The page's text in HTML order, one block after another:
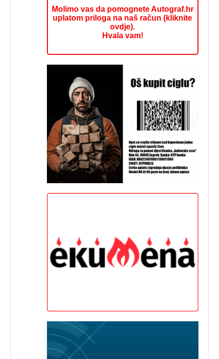
Molimo vas da pomognete Autograf.hr
uplatom priloga na naš račun (kliknite
ovdje).
Hvala vam!